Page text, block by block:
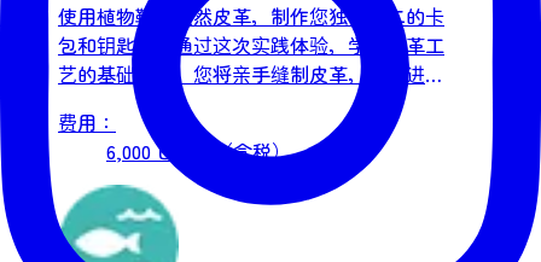
使用植物鞣制天然皮革，制作您独一无二的卡
包和钥匙扣。通过这次实践体验，学习皮革工
艺的基础知识。您将亲手缝制皮革，然后进行
※皮革压印※，印上您的名字、日期、图案等
等。您可以选择竖款或横款卡包。体验所需的
所有工具都已在皮革工作室准备就绪。皮革工
艺导师将演示并讲解每个步骤的工具使用方
法。您将在本课程中练习的技能包括：・手工
缝制皮革・打磨边缘・安装鸡眼扣、钩扣・皮
费用：
6,000 日元起（含税）